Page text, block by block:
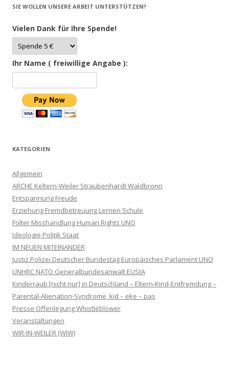
SIE WOLLEN UNSERE ARBEIT UNTERSTÜTZEN?
Vielen Dank für Ihre Spende!
Ihr Name ( freiwillige Angabe ):
KATEGORIEN
Allgemein
ARCHE Keltern-Weiler Straubenhardt Waldbronn
Entspannung Freude
Erziehung Fremdbetreuung Lernen Schule
Folter Misshandlung Human Rights UNO
Ideologie Politik Staat
IM NEUEN MITEINANDER
Justiz Polizei Deutscher Bundestag Europäisches Parlament UNO
UNHRC NATO Generalbundesanwalt EUStA
Kinderraub [nicht nur] in Deutschland – Eltern-Kind-Entfremdung –
Parental-Alienation-Syndrome, kid – eke – pas
Presse Offenlegung Whistleblower
Veranstaltungen
WIR-IN-WEILER (WIW)